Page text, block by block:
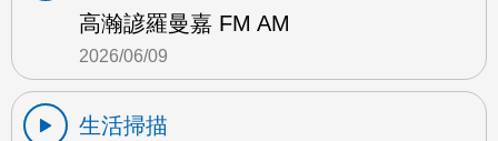
高瀚諺羅曼嘉 FM AM
2026/06/09
生活掃描